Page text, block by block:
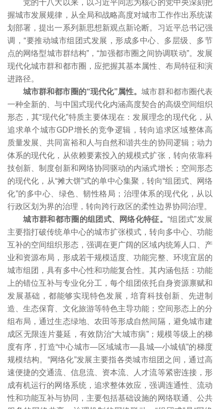
党的十八大以来，以习近平同志为核心的党中央深刻把
握城市发展规律，从全局和战略高度对城市工作作出系统谋
划部署，提出一系列新思想新观点新论断。习近平总书记强
调，“要推动城市组团式发展，形成多中心、多层级、多节
点的网络型城市群结构”，“加强都市圈之间协调联动”。发展
现代化城市群和都市圈，应把握其基本属性、布局特征和演
进路径。
城市群和都市圈的“现代化”属性。城市群和都市圈代表
一种全新的、与中国式现代化内涵高度契合的高级空间组织
形态，其“现代化”特质主要体现在：发展理念的现代化，从
追求单个城市GDP增长的竞争逻辑，转向追求区域整体高
质量发展、共同富裕和人与自然和谐共生的协同逻辑；动力
体系的现代化，从依赖要素投入的规模式扩张，转向依靠科
技创新、制度创新和网络协同驱动的内涵式增长；空间形态
的现代化，从“摊大饼”式的单中心集聚，转向“组团式、网络
化”的多中心、绿色、韧性格局；治理体系的现代化，从以
行政区划为界的治理，转向跨行政区的柔性边界协同治理。
城市群和都市圈的组团式、网络化特征。“组团式”发展
主要指打破传统单中心的城市扩张模式，转向多中心、功能
互补的空间组织形态，强调在更广阔的区域内统筹人口、产
业和资源布局，形成若干规模适度、功能完整、环境宜居的
城市组团，具有多中心性和功能复合性。其内涵包括：功能
上的错位互补与专业化分工，每个组团依托自身资源禀赋和
发展基础，都能够实现特色发展，培育科技创新、先进制
造、生态保育、文化旅游等特色主导功能；空间形态上的分
组布局，通过生态绿地、农田等形成自然间隔，避免城市建
成区无限连片蔓延，有效防治“大城市病”；规模等级上的梯
度有序，打造“中心城市—区域城市—县城—小城镇”的梯度
规模结构。“网络化”发展主要指各类城市组团之间，通过高
速便捷的交通流、信息流、资本流、人才流等紧密连接，形
成有机运行的网络系统，追求整体效应，强调连通性、流动
性和功能互补与协同，主要包括基础设施的网络联通、公共